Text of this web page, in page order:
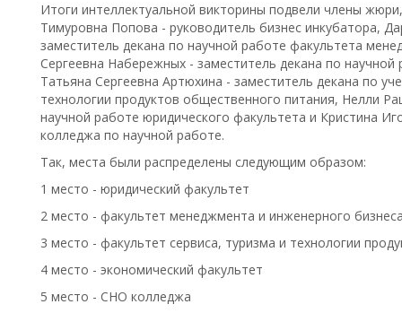
Итоги интеллектуальной викторины подвели члены
Тимуровна Попова - руководитель бизнес инкубатора,
заместитель декана по научной работе факультета
Сергеевна Набережных - заместитель декана по
Татьяна Сергеевна Артюхина - заместитель декана по
технологии продуктов общественного питания, Нелли
научной работе юридического факультета и Кристина
колледжа по научной работе.
Так, места были распределены следующим образом:
1 место - юридический факультет
2 место - факультет менеджмента и инженерного
3 место - факультет сервиса, туризма и технологии
4 место - экономический факультет
5 место - СНО колледжа